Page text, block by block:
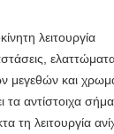
λειτουργία
μεγεθών και
αντίστοιχα
τη λειτουργία